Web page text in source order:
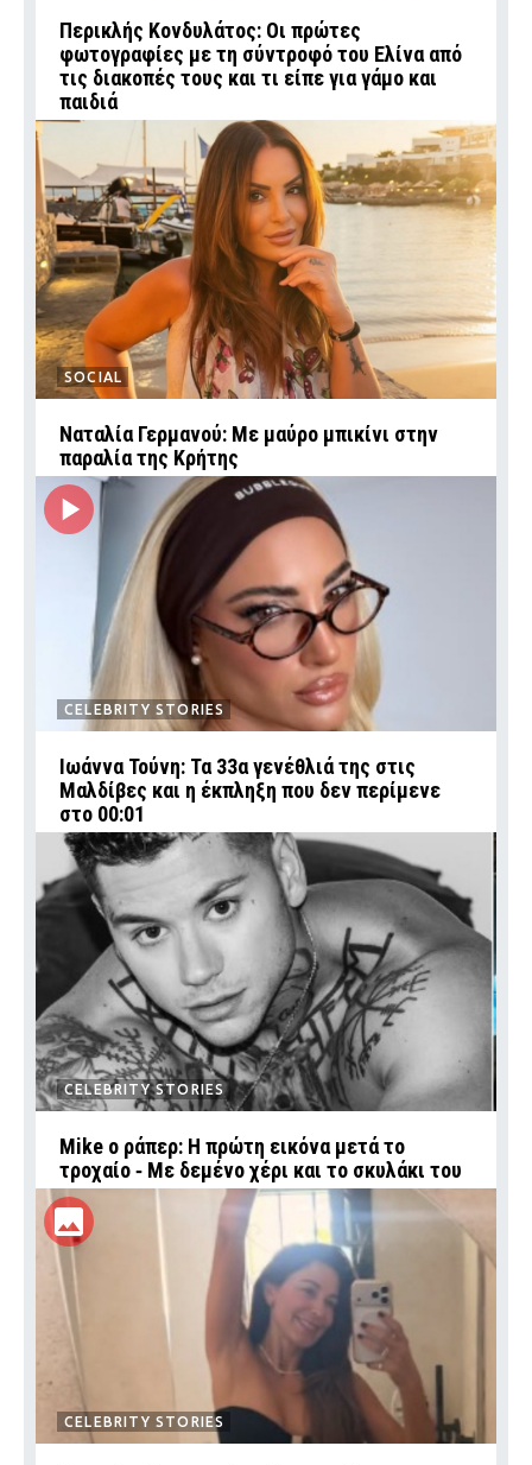
Περικλής Κονδυλάτος: Οι πρώτες
φωτογραφίες με τη σύντροφό του Ελίνα από
τις διακοπές τους και τι είπε για γάμο και
παιδιά
SOCIAL
Ναταλία Γερμανού: Με μαύρο μπικίνι στην
παραλία της Κρήτης
CELEBRITY STORIES
Ιωάννα Τούνη: Τα 33α γενέθλιά της στις
Μαλδίβες και η έκπληξη που δεν περίμενε
στο 00:01
CELEBRITY STORIES
Mike ο ράπερ: Η πρώτη εικόνα μετά το
τροχαίο ‑ Με δεμένο χέρι και το σκυλάκι του
CELEBRITY STORIES